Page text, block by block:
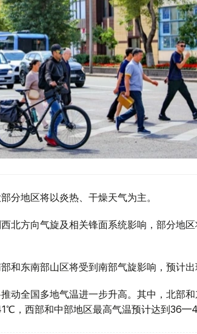
分地区将以炎热、干燥天气为主。
北方向气旋及相关锋面系统影响，部分地区
和东南部山区将受到南部气旋影响，预计出
动全国多地气温进一步升高。其中，北部
，西部和中部地区最高气温预计达到